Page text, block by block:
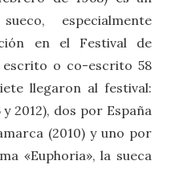
especialmente
en el Festival de
escrito o co-escrito 58
llegaron al festival:
2012), dos por España
(2010) y uno por
«Euphoria», la sueca